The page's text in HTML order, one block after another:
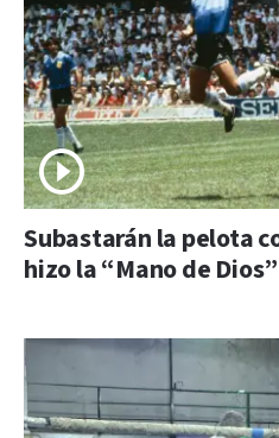
Subastarán la pelota
hizo la “Mano de